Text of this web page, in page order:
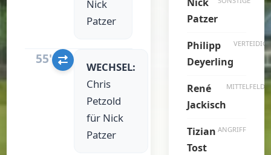
Nick
Patzer
55'
WECHSEL:
Chris
Petzold
für Nick
Patzer
Patzer
Philipp
Deyerling
René
Jackisch
MITTELFELD
Tizian
Tost
ANGRIFF